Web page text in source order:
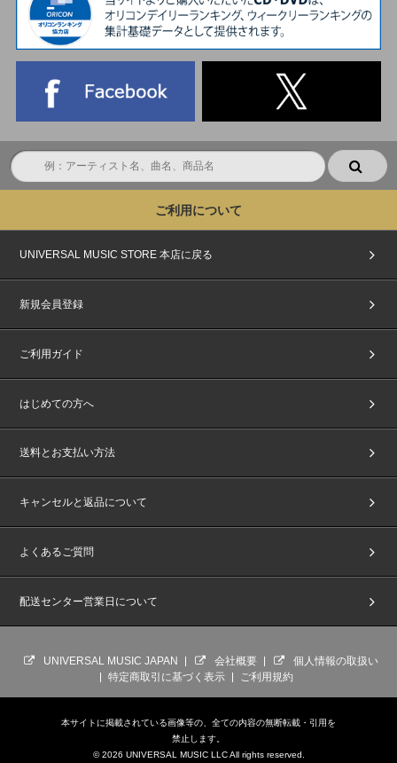
ご利用について
UNIVERSAL MUSIC STORE 本店に戻る
新規会員登録
ご利用ガイド
はじめての方へ
送料とお支払い方法
キャンセルと返品について
よくあるご質問
配送センター営業日について
UNIVERSAL MUSIC JAPAN 会社概要
個人情報の取扱い
特定商取引に基づく表示
ご利用規約
本サイトに掲載されている画像等の、全ての内容の無断転載・引用を
禁止します。
© 2026 UNIVERSAL MUSIC LLC All rights reserved.